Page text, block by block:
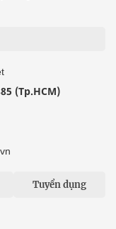
(Tp.HCM)
Tuyển dụng